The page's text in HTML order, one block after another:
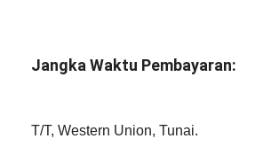
Jangka Waktu Pembayaran:
T/T, Western Union, Tunai.